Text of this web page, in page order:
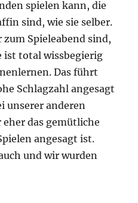
spielen kann, die
sind, wie sie selber.
Spieleabend sind,
ist total wissbegierig
Das führt
Schlagzahl angesagt
unserer anderen
das gemütliche
angesagt ist.
und wir wurden